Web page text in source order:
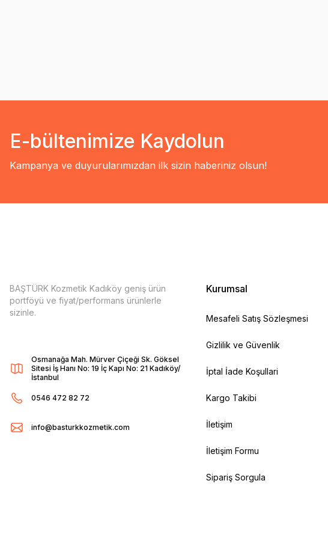
E-bültenimize Kaydolun
Kampanya ve duyurularımızdan ilk sizin haberiniz olsun!
BAŞTÜRK Kozmetik Kadıköy geniş ürün
portföyü ve fiyat/performans ürünlerle
sizinle.
Osmanağa Mah. Mürver Çiçeği Sk. Göksel
Sitesi İş Hanı No: 19 İç Kapı No: 21 Kadıköy/
İstanbul
0546 472 82 72
info@basturkkozmetik.com
Kurumsal
Mesafeli Satış Sözleşmesi
Gizlilik ve Güvenlik
İptal İade Koşullari
Kargo Takibi
İletişim
İletişim Formu
Sipariş Sorgula